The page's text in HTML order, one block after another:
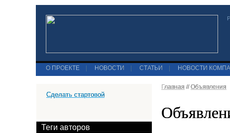
О ПРОЕКТЕ НОВОСТИ СТАТЬИ НОВОСТИ
Сделать стартовой
Теги авторов
Главная // Объявления